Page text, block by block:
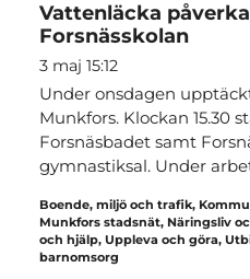
Vattenläcka
Forsnässkolan
3 maj 15:12
Under onsdagen
Munkfors. Klockan 15.30
Forsnäsbadet samt
gymnastiksal. Under
Boende, miljö och trafik,
Munkfors stadsnät, Näringsliv
och hjälp, Uppleva och göra,
barnomsorg